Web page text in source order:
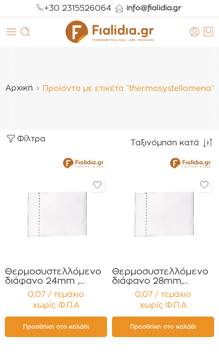
+30 2315526064
Αρχική Προϊόντα με ετικέτα “thermosystellomena”
Φίλτρα Ταξινόμηση κατά
Θερμοσυστελλόμενο
διάφανο 24mm ,
Συμβατό με πώμα
Αλουμινίου PP24 και
Βακελίτη PP24 για
Σιρόπια , Έλαια,
Βάμματα Αρώματα
Συσκευασία 12
0,07 / τεμάχιο
χωρίς Φ.Π.Α
Προσθήκη στο καλάθι
Θερμοσυστελλόμενο
διάφανο 28mm,
Συμβατό με πώματα
PP28 για Σιρόπια ,
Έλαια, Βάμματα
Αρώματα Συσκευασία
12 τεμαχίων
0,07 / τεμάχιο
χωρίς Φ.Π.Α
Προσθήκη στο καλάθι